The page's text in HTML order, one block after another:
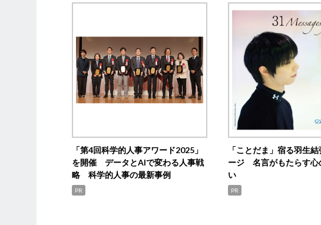
「第4回科学的人事アワード2025」
を開催 データとAIで変わる人事戦
略 科学的人事の最新事例
PR
「ことだま」宿る羽生
ージ 名言がもたらす心
い
PR